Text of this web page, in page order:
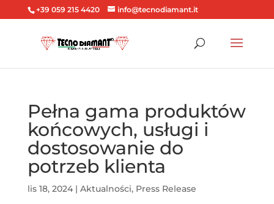
+39 059 215 4420 info@tecnodiamant.it
Pełna gama produktów
końcowych, usługi i
dostosowanie do
potrzeb klienta
lis 18, 2024| Aktualności, Press Release